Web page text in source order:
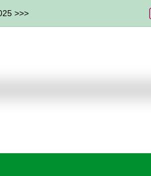
>>>